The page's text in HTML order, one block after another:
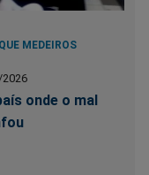
MEDEIROS
onde o mal